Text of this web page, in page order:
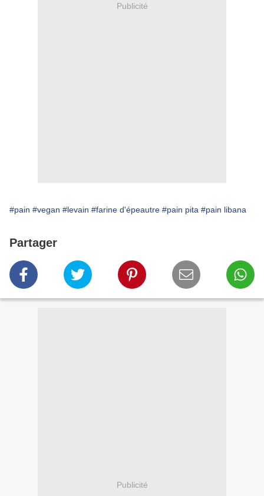
Publicité
#pain #vegan #levain #farine d'épeautre #pain pita #pain libana
Partager
Publicité